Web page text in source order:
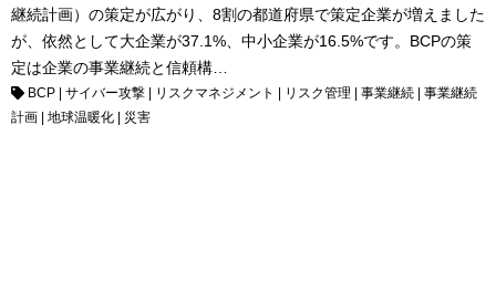
継続計画）の策定が広がり、8割の都道府県で策定企業が増えました
が、依然として大企業が37.1%、中小企業が16.5%です。BCPの策
定は企業の事業継続と信頼構…
BCP サイバー攻撃 リスクマネジメント リスク管理 事業継続
事業継続
計画
地球温暖化 災害